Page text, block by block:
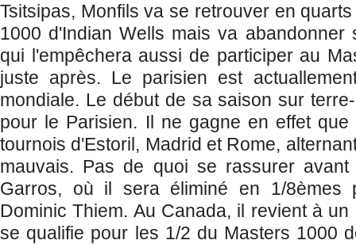
Tsitsipas, Monfils va se retrouver en
1000 d'Indian Wells mais va abandonner
qui l'empêchera aussi de participer au
juste après. Le parisien est
mondiale. Le début de sa saison sur
pour le Parisien. Il ne gagne en effet
tournois d'Estoril, Madrid et Rome,
mauvais. Pas de quoi se rassurer
Garros, où il sera éliminé en 1/8èmes
Dominic Thiem. Au Canada, il revient à
se qualifie pour les 1/2 du Masters 1000